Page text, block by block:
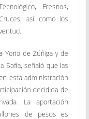
Fresnos,
así como los
Yorio de Zúñiga y de
Sofía, señaló que las
esta administración
decidida de
La aportación
de pesos es